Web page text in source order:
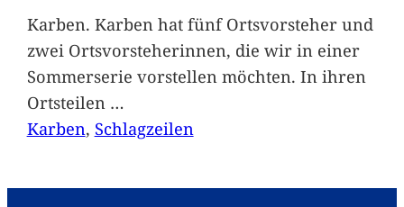
Karben. Karben hat fünf Ortsvorsteher und
zwei Ortsvorsteherinnen, die wir in einer
Sommerserie vorstellen möchten. In ihren
Ortsteilen …
Karben, Schlagzeilen